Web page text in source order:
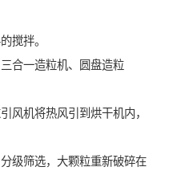
搅拌。
合一造粒机、圆盘造粒
风机将热风引到烘干机内，
级筛选，大颗粒重新破碎在